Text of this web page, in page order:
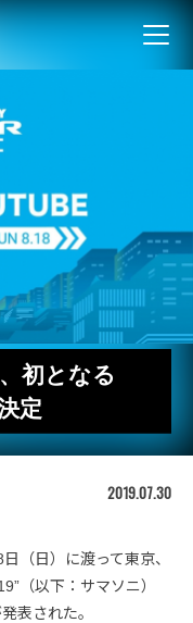
初となる
定
2019.07.30
（日）に渡って東京、
（以下：サマソニ）
表された。